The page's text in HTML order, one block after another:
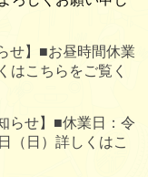
せ】■お昼時間休業
はこちらをご覧く
らせ】■休業日：令
（日）詳しくはこ